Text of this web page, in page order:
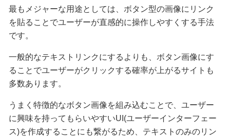
最もメジャーな用途としては、ボタン型の画像にリンク
を貼ることでユーザーが直感的に操作しやすくする手法
です。
一般的なテキストリンクにするよりも、ボタン画像にす
ることでユーザーがクリックする確率が上がるサイトも
多数あります。
うまく特徴的なボタン画像を組み込むことで、ユーザー
に興味を持ってもらいやすいUI(ユーザーインターフェー
ス)を作成することにも繋がるため、テキストのみのリン